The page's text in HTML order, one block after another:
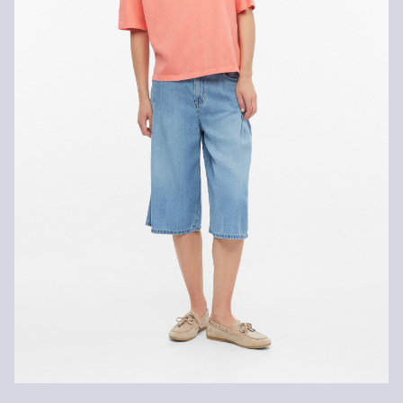
innerhalb von 30 Tagen kostenlos zurückgeben.